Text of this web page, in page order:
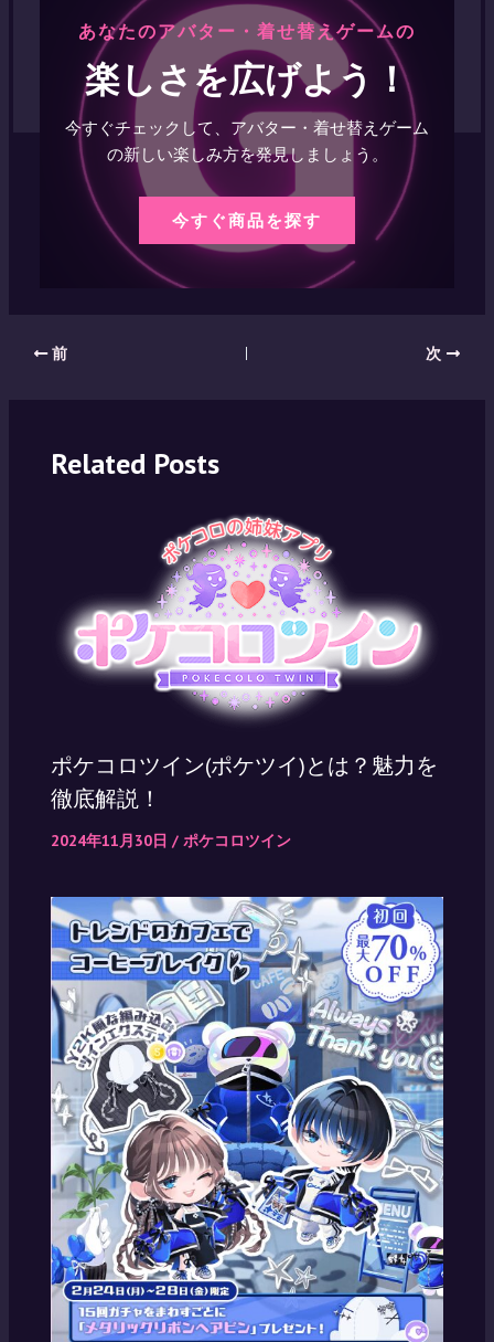
あなたのアバター・着せ替えゲームの
楽しさを広げよう！
今すぐチェックして、アバター・着せ替えゲーム
の新しい楽しみ方を発見しましょう。
今すぐ商品を探す
Post 前 次
Related Posts
ポケコロツイン(ポケツイ)とは？魅力を
徹底解説！
2024年11月30日 / ポケコロツイン